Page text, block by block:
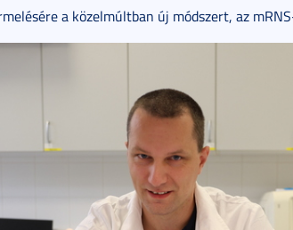
a közelmúltban új módszert, az